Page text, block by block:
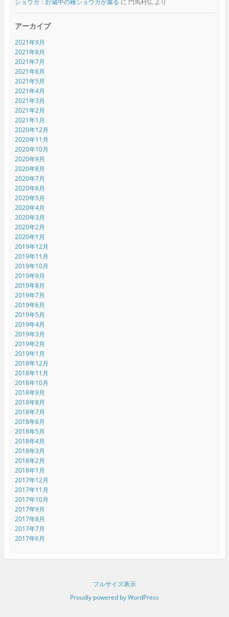
アーカイブ
2021年9月
2021年8月
2021年7月
2021年6月
2021年5月
2021年4月
2021年3月
2021年2月
2021年1月
2020年12月
2020年11月
2020年10月
2020年9月
2020年8月
2020年7月
2020年6月
2020年5月
2020年4月
2020年3月
2020年2月
2020年1月
2019年12月
2019年11月
2019年10月
2019年9月
2019年8月
2019年7月
2019年6月
2019年5月
2019年4月
2019年3月
2019年2月
2019年1月
2018年12月
2018年11月
2018年10月
2018年9月
2018年8月
2018年7月
2018年6月
2018年5月
2018年4月
2018年3月
2018年2月
2018年1月
2017年12月
2017年11月
2017年10月
2017年9月
2017年8月
2017年7月
2017年6月
フルサイズ表示
Proudly powered by WordPress